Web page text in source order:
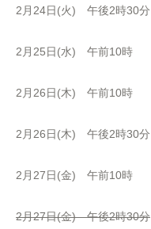
2月24日(火) 午後2時30分
2月25日(水) 午前10時
2月26日(木) 午前10時
2月26日(木) 午後2時30分
2月27日(金) 午前10時
2月27日(金) 午後2時30分